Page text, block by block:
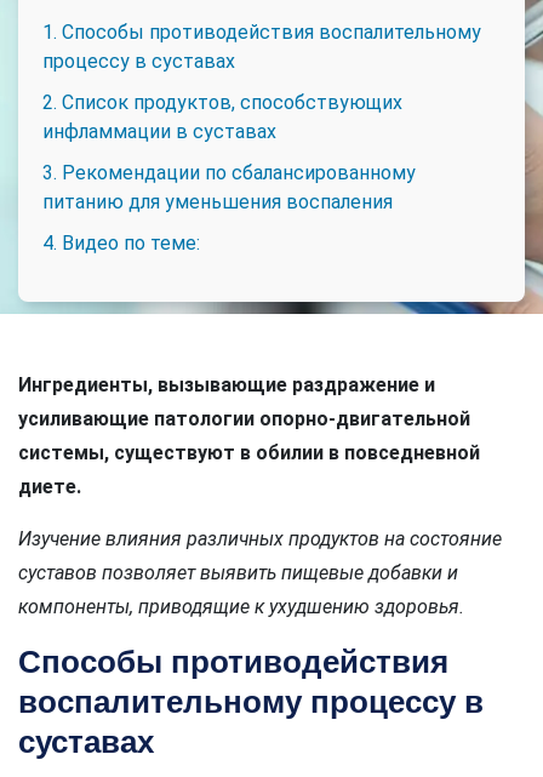
1. Способы противодействия воспалительному
процессу в суставах
2. Список продуктов, способствующих
инфламмации в суставах
3. Рекомендации по сбалансированному
питанию для уменьшения воспаления
4. Видео по теме:
Ингредиенты, вызывающие раздражение и
усиливающие патологии опорно-двигательной
системы, существуют в обилии в повседневной
диете.
Изучение влияния различных продуктов на состояние
суставов позволяет выявить пищевые добавки и
компоненты, приводящие к ухудшению здоровья.
Способы противодействия
воспалительному процессу в
суставах